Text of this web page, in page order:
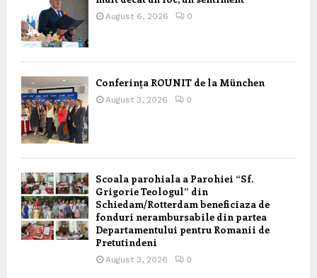
August 6, 2026 0
Conferința ROUNIT de la München
August 3, 2026 0
Scoala parohiala a Parohiei “Sf.
Grigorie Teologul” din
Schiedam/Rotterdam beneficiaza de
fonduri nerambursabile din partea
Departamentului pentru Romanii de
Pretutindeni
August 3, 2026 0